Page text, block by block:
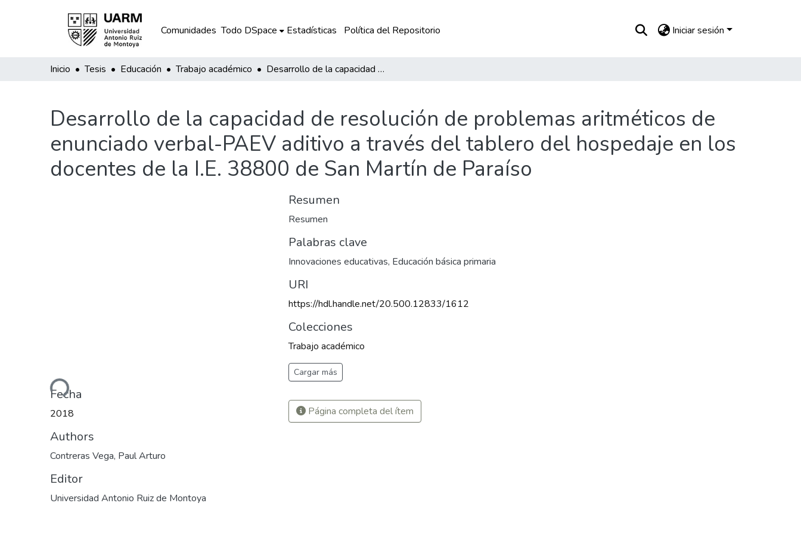
Comunidades Todo DSpace Estadísticas Política del Repositorio Iniciar sesión
Inicio Tesis Educación Trabajo académico Desarrollo de la capacidad de resolución de problemas aritméticos de enunciado verbal-PAEV aditivo a través del tablero del hospedaje en los docentes de la I.E. 38800 de San Martín de Paraíso
Desarrollo de la capacidad de resolución de problemas aritméticos de
enunciado verbal-PAEV aditivo a través del tablero del hospedaje en los
docentes de la I.E. 38800 de San Martín de Paraíso
Cargando...
Fecha
2018
Authors
Contreras Vega, Paul Arturo
Editor
Universidad Antonio Ruiz de Montoya
Resumen
Resumen
Palabras clave
Innovaciones educativas, Educación básica primaria
URI
https://hdl.handle.net/20.500.12833/1612
Colecciones
Trabajo académico
Cargar más
Página completa del ítem